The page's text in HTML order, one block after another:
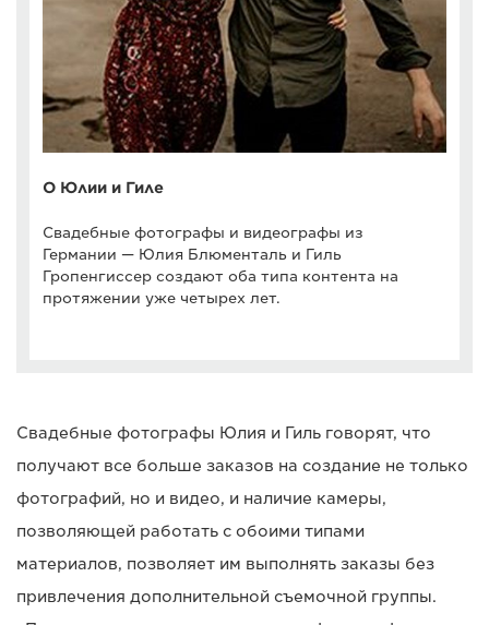
О Юлии и Гиле
Свадебные фотографы и видеографы из
Германии — Юлия Блюменталь и Гиль
Гропенгиссер создают оба типа контента на
протяжении уже четырех лет.
Свадебные фотографы Юлия и Гиль говорят, что
получают все больше заказов на создание не только
фотографий, но и видео, и наличие камеры,
позволяющей работать с обоими типами
материалов, позволяет им выполнять заказы без
привлечения дополнительной съемочной группы.